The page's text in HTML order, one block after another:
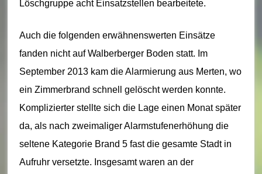
o
r
n
h
ei
m
–
L
Löschgruppe acht Einsatzstellen bearbeitete.
Auch die folgenden erwähnenswerten Einsätze
fanden nicht auf Walberberger Boden statt. Im
September 2013 kam die Alarmierung aus Merten, wo
ein Zimmerbrand schnell gelöscht werden konnte.
Komplizierter stellte sich die Lage einen Monat später
da, als nach zweimaliger Alarmstufenerhöhung die
seltene Kategorie Brand 5 fast die gesamte Stadt in
Aufruhr versetzte. Insgesamt waren an der